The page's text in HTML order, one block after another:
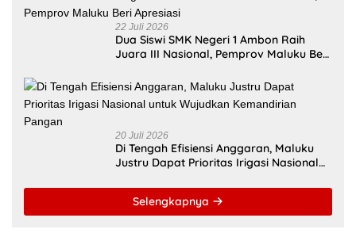
22 Juli 2026
Dua Siswi SMK Negeri 1 Ambon Raih
Juara III Nasional, Pemprov Maluku Beri
20 Juli 2026
Di Tengah Efisiensi Anggaran, Maluku
Justru Dapat Prioritas Irigasi Nasional
Selengkapnya